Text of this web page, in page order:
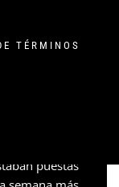
TÉRMINOS
resultado
puestas